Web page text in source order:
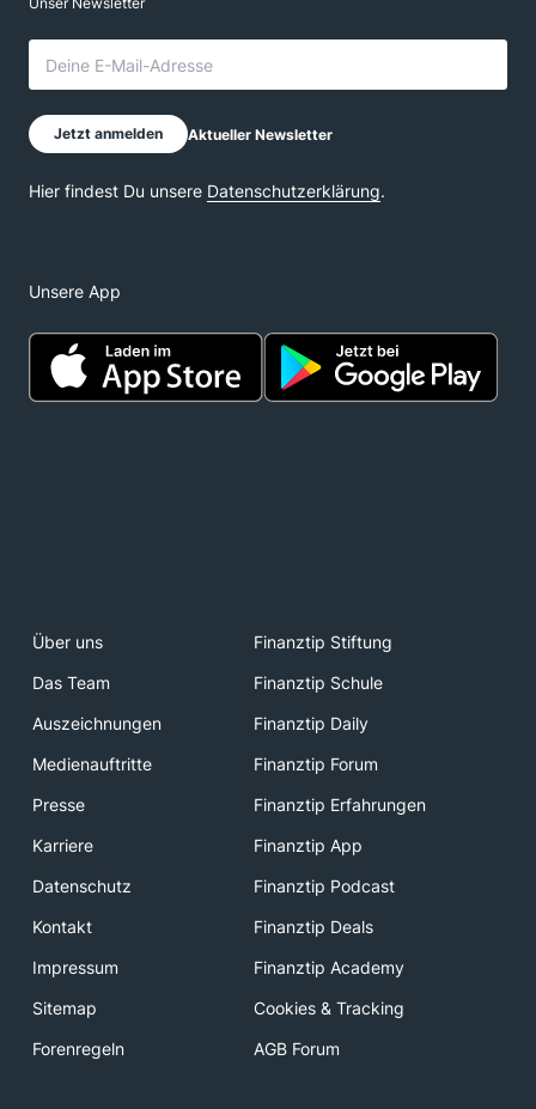
Unsere App
Über uns
Finanztip Stiftung
Das Team
Finanztip Schule
Auszeichnungen
Finanztip Daily
Medienauftritte
Finanztip Forum
Presse
Finanztip Erfahrungen
Karriere
Finanztip App
Datenschutz
Finanztip Podcast
Kontakt
Finanztip Deals
Impressum
Finanztip Academy
Sitemap
Cookies & Tracking
Forenregeln
AGB Forum